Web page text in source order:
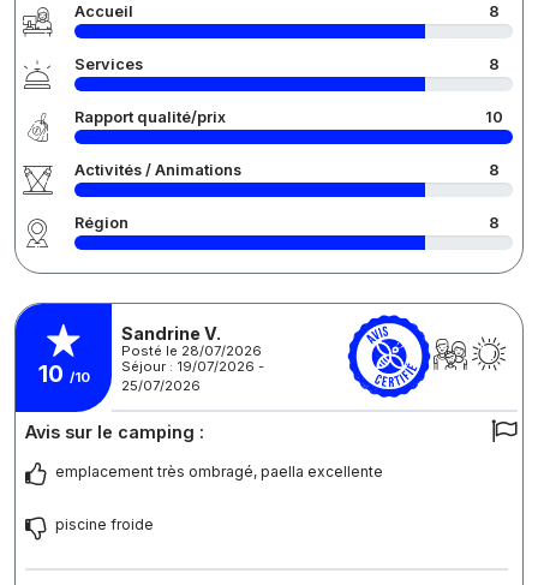
Accueil 8
Services 8
Rapport qualité/prix 10
Activités / Animations 8
Région 8
10 /10
Sandrine V.
Posté le 28/07/2026
Séjour : 19/07/2026 -
25/07/2026
Avis sur le camping :
emplacement très ombragé, paella excellente
piscine froide